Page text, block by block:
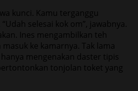
kunci. Kamu terganggu
selesai kok om”, jawabnya.
Ines mengambilkan teh
ke kamarnya. Tak lama
mengenakan daster tipis
tonjolan toket yang